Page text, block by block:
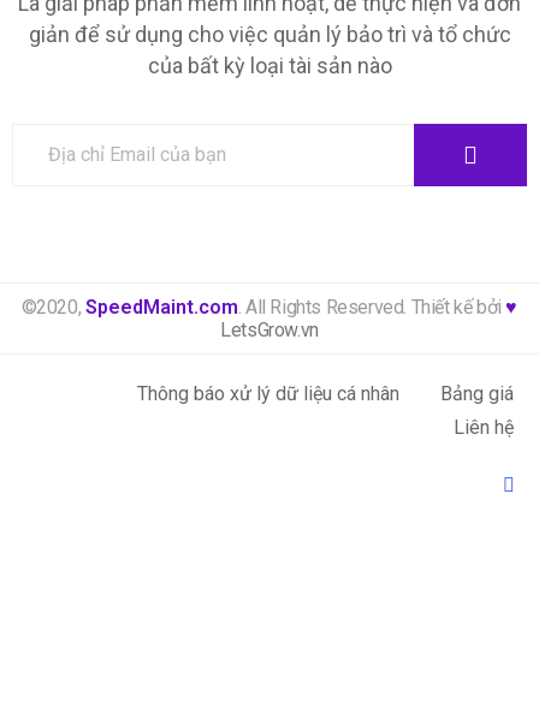
giản để sử dụng cho việc quản lý bảo trì và tổ chức
của bất kỳ loại tài sản nào
©2020, SpeedMaint.com. All Rights Reserved. Thiết kế bởi♥
LetsGrow.vn
Thông báo xử lý dữ liệu cá nhân
Bảng giá
Liên hệ